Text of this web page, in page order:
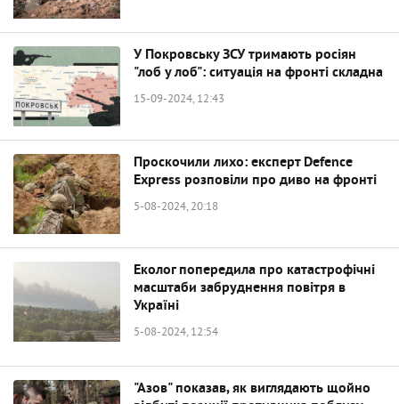
У Покровську ЗСУ тримають росіян
"лоб у лоб": ситуація на фронті складна
15-09-2024, 12:43
Проскочили лихо: експерт Defence
Express розповіли про диво на фронті
5-08-2024, 20:18
Еколог попередила про катастрофічні
масштаби забруднення повітря в
Україні
5-08-2024, 12:54
"Азов" показав, як виглядають щойно